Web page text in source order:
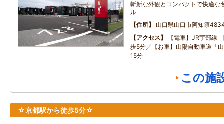
斬新な外観とコンパクトで快適な
ル
住所
山口県山口市阿知須
アクセス
【電車】JR宇部線
歩5分／【お車】山陽自動車道「
15分
この施
☆京都駅から徒歩5分☆